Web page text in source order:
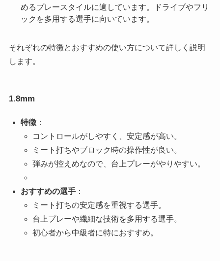
めるプレースタイルに適しています。ドライブやフリ
ックを多用する選手に向いています。
それぞれの特徴とおすすめの使い方について詳しく説明
します。
1.8mm
特徴：
コントロールがしやすく、安定感が高い。
ミート打ちやブロック時の操作性が良い。
弾みが控えめなので、台上プレーがやりやすい。
おすすめの選手：
ミート打ちの安定感を重視する選手。
台上プレーや繊細な技術を多用する選手。
初心者から中級者に特におすすめ。